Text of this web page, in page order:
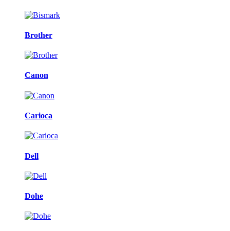
Brother
Canon
Carioca
Dell
Dohe